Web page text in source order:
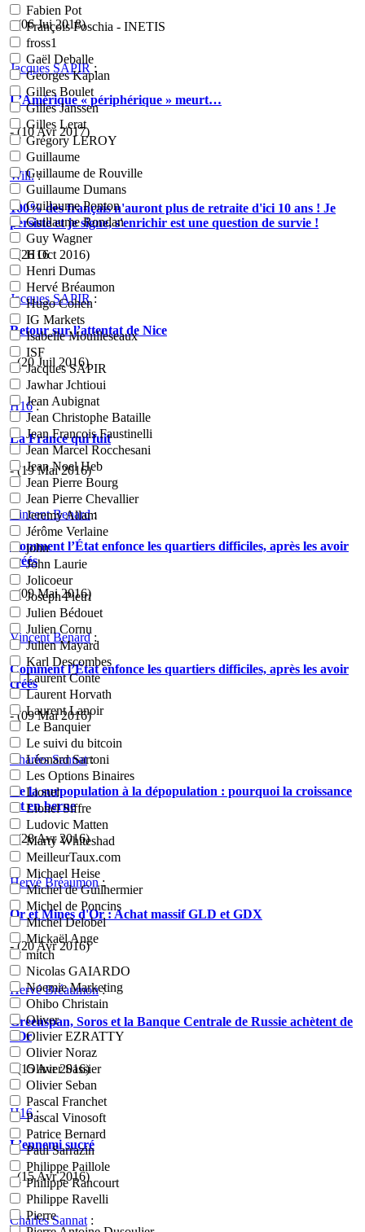
Fabien Pot
François Foschia - INETIS
fross1
Gaël Deballe
Georges Kaplan
Gilles Boulet
Gilles Janssen
Gilles Lerat
Grégory LEROY
Guillaume
Guillaume de Rouville
Guillaume Dumans
Guillaume Ponton
Guillaume Rondan
Guy Wagner
H16
Henri Dumas
Hervé Bréaumon
Hugo Cohen
IG Markets
Isabelle Mouilleseaux
ISF
Jacques SAPIR
Jawhar Jchtioui
Jean Aubignat
Jean Christophe Bataille
Jean Francois Faustinelli
Jean Marcel Rocchesani
Jean Noel Heb
Jean Pierre Bourg
Jean Pierre Chevallier
Jeremy Allam
Jérôme Verlaine
john
John Laurie
Jolicoeur
Joseph Pietri
Julien Bédouet
Julien Cornu
Julien Mayard
Karl Descombes
Laurent Conte
Laurent Horvath
Laurent Lanoir
Le Banquier
Le suivi du bitcoin
Léonard Sartoni
Les Options Binaires
Lionel
Lionel Siffre
Ludovic Matten
Marty Whiteshad
MeilleurTaux.com
Michael Heise
Michel de Guilhermier
Michel de Poncins
Michel Delobel
Mickaël Ange
mitch
Nicolas GAIARDO
Noemie Marketing
Ohibo Christain
Oliver
Olivier EZRATTY
Olivier Noraz
Olivier Sassier
Olivier Seban
Pascal Franchet
Pascal Vinosoft
Patrice Bernard
Paul Sarrazin
Philippe Paillole
Philippe Rancourt
Philippe Ravelli
Pierre
- (06 Jui 2018)
Jacques SAPIR:
L’Amérique « périphérique » meurt…
- (10 Avr 2017)
Will.:
100% des français n'auront plus de retraite d'ici 10 ans ! Je
persiste et je signe, s'enrichir est une question de survie !
- (26 Oct 2016)
Jacques SAPIR:
Retour sur l’attentat de Nice
- (20 Juil 2016)
H16:
La France qui fuit
- (19 Mai 2016)
Vincent Benard:
Comment l’État enfonce les quartiers difficiles, après les avoir
créés
- (09 Mai 2016)
Vincent Benard:
Comment l’État enfonce les quartiers difficiles, après les avoir
créés
- (09 Mai 2016)
Charles Sannat:
De la surpopulation à la dépopulation : pourquoi la croissance
est en berne
- (28 Avr 2016)
Hervé Bréaumon:
Or et Mines d'Or : Achat massif GLD et GDX
- (20 Avr 2016)
Hervé Bréaumon:
Greenspan, Soros et la Banque Centrale de Russie achètent de
l'Or
- (15 Avr 2016)
H16:
L’ennemi sucré
- (15 Avr 2016)
Charles Sannat :